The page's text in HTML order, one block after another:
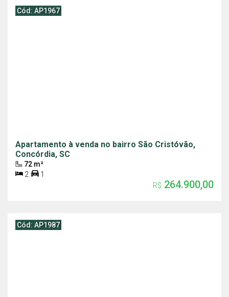
Cód: AP1967
Apartamento à venda no bairro São Cristóvão,
Concórdia, SC
72 m²
2
1
R$ 264.900,00
Cód: AP1987